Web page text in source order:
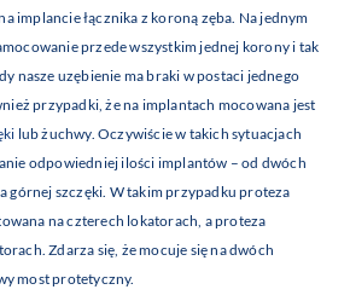
implancie łącznika z koroną zęba. Na jednym
przede wszystkim jednej korony i tak
nasze uzębienie ma braki w postaci jednego
przypadki, że na implantach mocowana jest
lub żuchwy. Oczywiście w takich sytuacjach
odpowiedniej ilości implantów – od dwóch
górnej szczęki. W takim przypadku proteza
na czterech lokatorach, a proteza
Zdarza się, że mocuje się na dwóch
most protetyczny.